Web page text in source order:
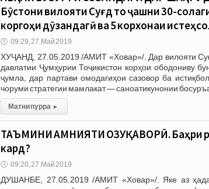
Бӯстони вилояти Суғд то ҷашни 30-
коргоҳи дӯзандагӣ ва 5 корхонаи
🕔 09:29, 27.Май 2019
ХУҶАНД, 27.05.2019 /АМИТ «Ховар»/. Дар вилояти
давлатии Ҷумҳурии Тоҷикистон корҳои ободониву
ҷумла, дар партави омодагиҳои сазовор ба
чоруми стратегии мамлакат — саноатикунонии
Матни пурра ▸
ТАЪМИНИ АМНИЯТИ ОЗУҚАВОРӢ. Баҳри
кард?
🕔 09:20, 27.Май 2019
ДУШАНБЕ, 27.05.2019 /АМИТ «Ховар»/. Яке аз